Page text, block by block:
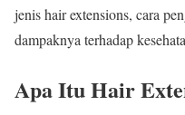
jenis hair extensions, cara
dampaknya terhadap
Apa Itu Hair